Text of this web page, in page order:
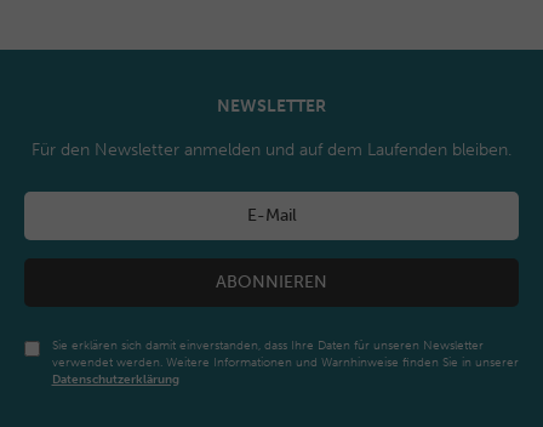
NEWSLETTER
Für den Newsletter anmelden und auf dem Laufenden bleiben.
ABONNIEREN
Sie erklären sich damit einverstanden, dass Ihre Daten für unseren Newsletter
verwendet werden. Weitere Informationen und Warnhinweise finden Sie in unserer
Daten­schutz­erklärung